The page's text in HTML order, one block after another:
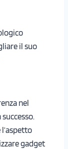
il suo
nel
gadget